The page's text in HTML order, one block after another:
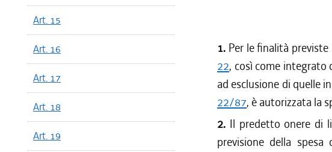
Art. 15
Art. 16
Art. 17
Art. 18
Art. 19
1. Per le finalità previste
22, così come integrato
ad esclusione di quelle
22/87, è autorizzata la
2. Il predetto onere di
previsione della